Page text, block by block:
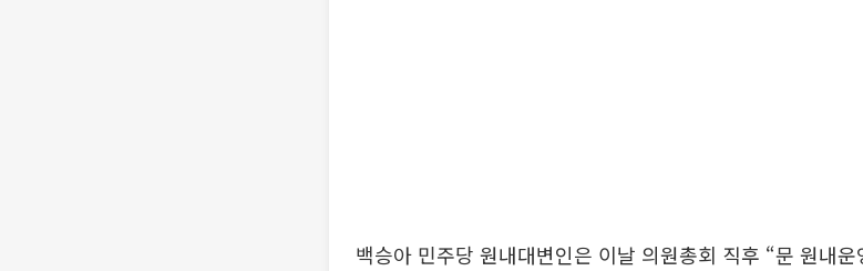
백승아 민주당 원내대변인은 이날 의원총회 직후 “문 원내